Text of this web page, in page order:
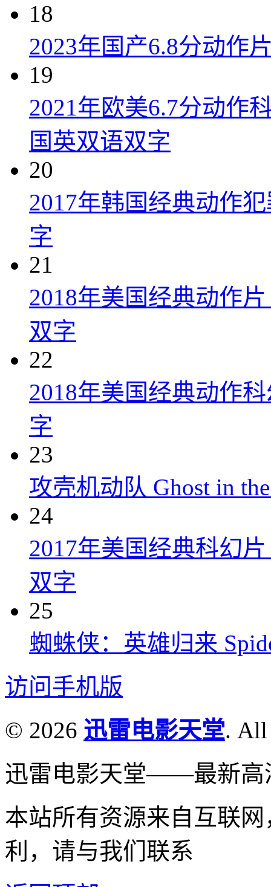
18
2023年国产6.8分动作
19
2021年欧美6.7分动作
国英双语双字
20
2017年韩国经典动作
字
21
2018年美国经典动作
双字
22
2018年美国经典动作
字
23
攻壳机动队 Ghost in
24
2017年美国经典科幻
双字
25
蜘蛛侠：英雄归来
访问手机版
© 2026 迅雷电影天堂. All
迅雷电影天堂——最新高
本站所有资源来自互联
利，请与我们联系